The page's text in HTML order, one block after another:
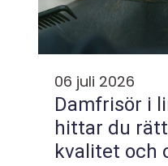
06 juli 2026
Damfrisör i
hittar du
kvalitet och